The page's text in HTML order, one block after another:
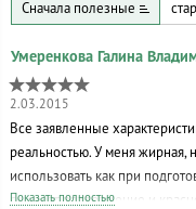
Сначала полезные
2.03.2015
Все заявленные
реальностью. У меня жирная,
использовать как при
снимает раздражение и
Показать полностью